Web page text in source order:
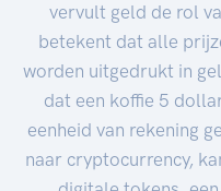
vervult geld de rol
betekent dat alle
worden uitgedrukt in
dat een koffie 5
eenheid van rekening
naar cryptocurrency,